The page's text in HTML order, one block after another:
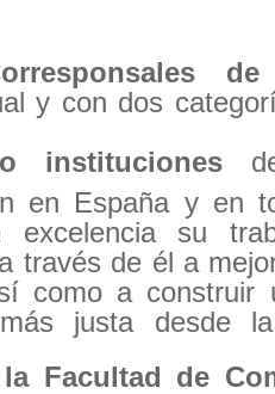
y con dos
instituciones
en España y en
excelencia su
través de él a
como a construir
justa desde
Facultad de